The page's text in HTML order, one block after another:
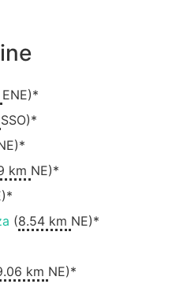
ENE)*
SSO)*
km NE)*
(8.54 km NE)*
km NE)*